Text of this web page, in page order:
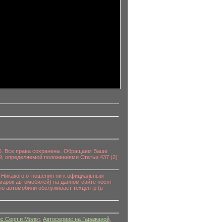
Все права сохранены. Обращаем Ваше
определяемой положениями Статьи 437 (2)
отношения ни к официальным
автомобилей) на данном сайте носят
обслуживает техцентр (в
Серп и Молот, Автосервис на Гаражаной